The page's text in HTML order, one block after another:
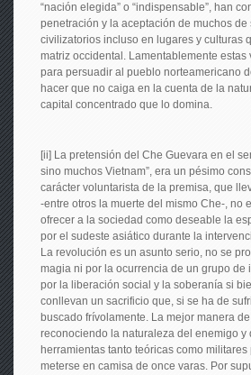
“nación elegida” o “indispensable”, han
penetración y la aceptación de muchos
civilizatorios incluso en lugares y culturas
matriz occidental. Lamentablemente estas
para persuadir al pueblo norteamericano
hacer que no caiga en la cuenta de la
capital concentrado que lo domina.
[ii] La pretensión del Che Guevara en el
sino muchos Vietnam”, era un pésimo
carácter voluntarista de la premisa, que
-entre otros la muerte del mismo Che-, no
ofrecer a la sociedad como deseable la
por el sudeste asiático durante la
La revolución es un asunto serio, no se
magia ni por la ocurrencia de un grupo de
por la liberación social y la soberanía si
conllevan un sacrificio que, si se ha de
buscado frívolamente. La mejor manera
reconociendo la naturaleza del enemigo y
herramientas tanto teóricas como
meterse en camisa de once varas. Por